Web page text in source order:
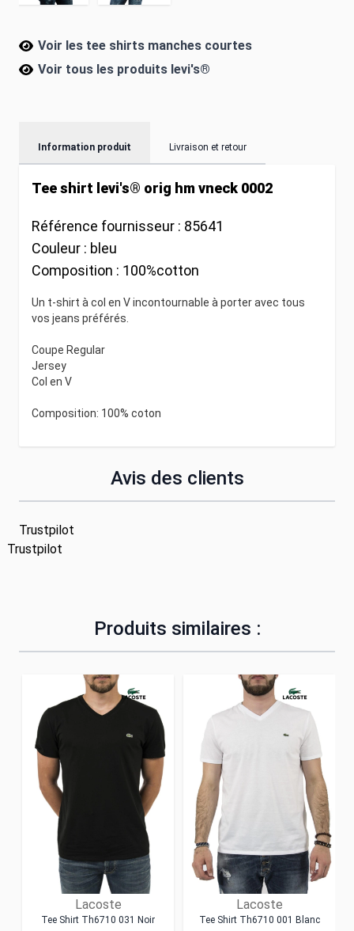
Voir les tee shirts manches courtes
Voir tous les produits levi's®
Information produit Livraison et retour
Tee shirt levi's® orig hm vneck 0002
Référence fournisseur : 85641
Couleur : bleu
Composition : 100%cotton
Un t-shirt à col en V incontournable à porter avec tous
vos jeans préférés.
Coupe Regular
Jersey
Col en V
Composition: 100% coton
Avis des clients
Trustpilot
Trustpilot
Produits similaires :
Lacoste
Tee Shirt Th6710 031 Noir
Lacoste
Tee Shirt Th6710 001 Blanc